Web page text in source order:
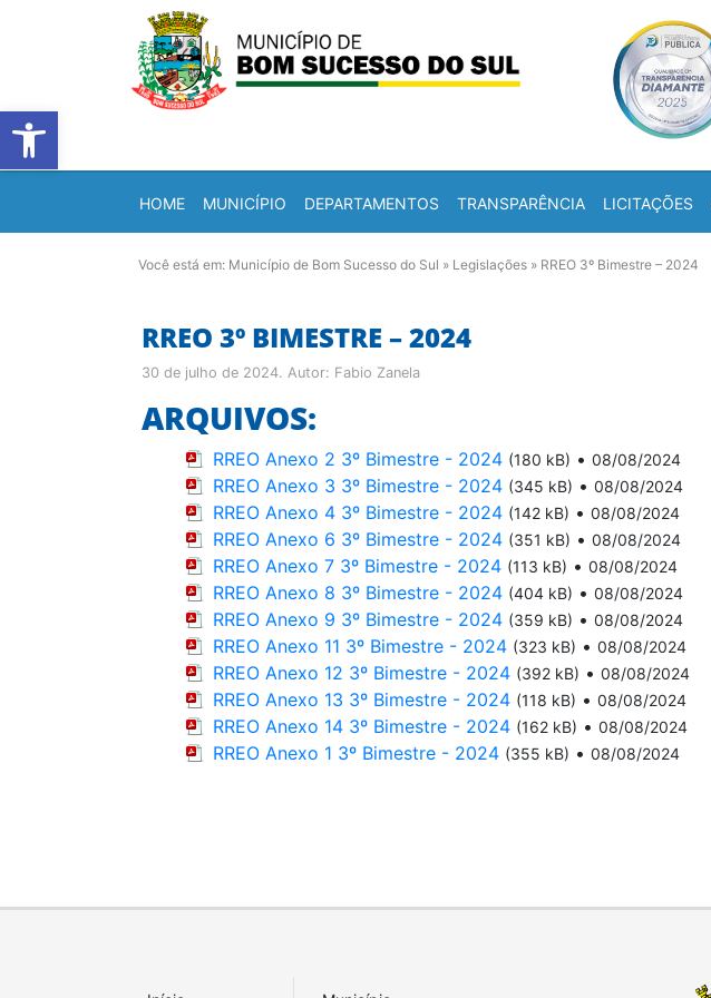
Barra de Ferramentas Aberta
HOME MUNICÍPIO DEPARTAMENTOS TRANSPARÊNCIA LICITAÇÕES
Você está em: Município de Bom Sucesso do Sul » Legislações » RREO 3º Bimestre – 2024
RREO 3º BIMESTRE – 2024
30 de julho de 2024. Autor: Fabio Zanela
ARQUIVOS:
RREO Anexo 2 3º Bimestre - 2024 (180 kB) • 08/08/2024
RREO Anexo 3 3º Bimestre - 2024 (345 kB) • 08/08/2024
RREO Anexo 4 3º Bimestre - 2024 (142 kB) • 08/08/2024
RREO Anexo 6 3º Bimestre - 2024 (351 kB) • 08/08/2024
RREO Anexo 7 3º Bimestre - 2024 (113 kB) • 08/08/2024
RREO Anexo 8 3º Bimestre - 2024 (404 kB) • 08/08/2024
RREO Anexo 9 3º Bimestre - 2024 (359 kB) • 08/08/2024
RREO Anexo 11 3º Bimestre - 2024 (323 kB) • 08/08/2024
RREO Anexo 12 3º Bimestre - 2024 (392 kB) • 08/08/2024
RREO Anexo 13 3º Bimestre - 2024 (118 kB) • 08/08/2024
RREO Anexo 14 3º Bimestre - 2024 (162 kB) • 08/08/2024
RREO Anexo 1 3º Bimestre - 2024 (355 kB) • 08/08/2024